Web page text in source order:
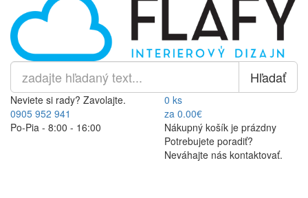
Hľadať
Neviete si rady? Zavolajte.
0905 952 941
Po-Pia - 8:00 - 16:00
0 ks
za 0.00€
Nákupný košík je prázdny
Potrebujete poradiť?
Neváhajte nás kontaktovať.